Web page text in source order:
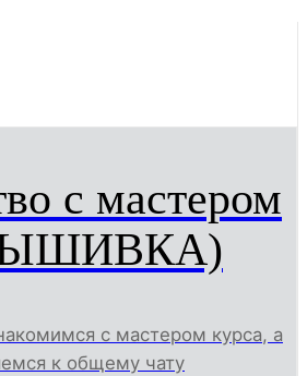
с мастером
с мастером курса, а
к общему чату